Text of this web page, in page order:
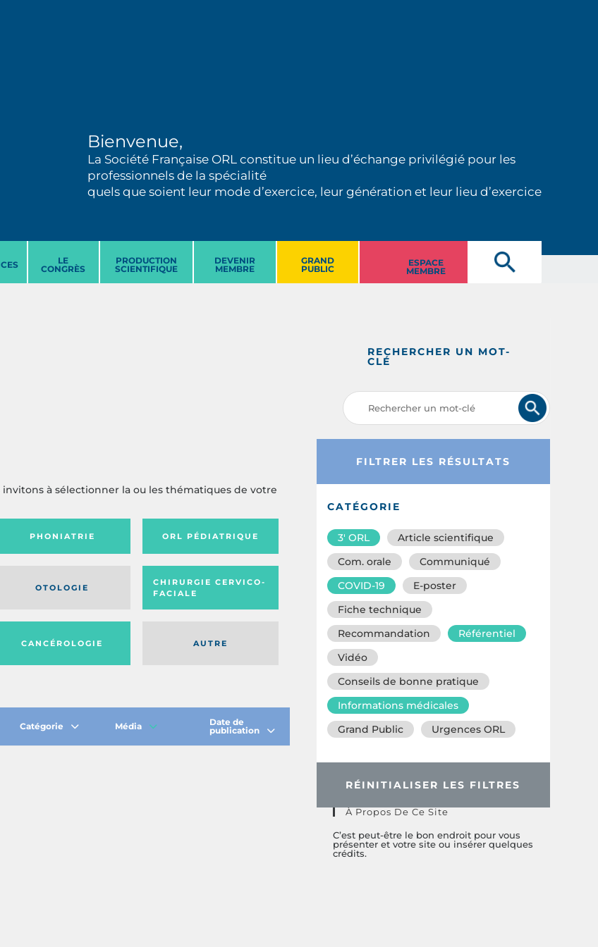
Bienvenue,
La Société Française ORL constitue un lieu d’échange privilégié pour les
professionnels de la spécialité
quels que soient leur mode d’exercice, leur génération et leur lieu d’exercice
LE
CONGRÈS
PRODUCTION
SCIENTIFIQUE
DEVENIR
MEMBRE
GRAND
PUBLIC
ESPACE
MEMBRE
à sélectionner la ou les thématiques de votre
PHONIATRIE ORL PÉDIATRIQUE
OTOLOGIE
CHIRURGIE CERVICO-
FACIALE
AUTRE
CANCÉROLOGIE
Catégorie Média
Date de
publication
RECHERCHER UN MOT-
CLÉ
FILTRER LES RÉSULTATS
CATÉGORIE
3′ ORL
Article scientifique
Com. orale
Communiqué
COVID-19
E-poster
Fiche technique
Recommandation
Référentiel
Vidéo
Conseils de bonne pratique
Informations médicales
Grand Public
Urgences ORL
RÉINITIALISER LES FILTRES
À Propos De Ce Site
C’est peut-être le bon endroit pour vous
présenter et votre site ou insérer quelques
crédits.